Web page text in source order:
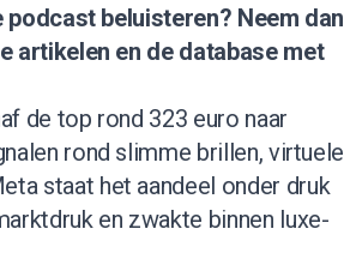
podcast beluisteren? Neem dan
artikelen en de database met
de top rond 323 euro naar
rond slimme brillen, virtuele
staat het aandeel onder druk
en zwakte binnen luxe-